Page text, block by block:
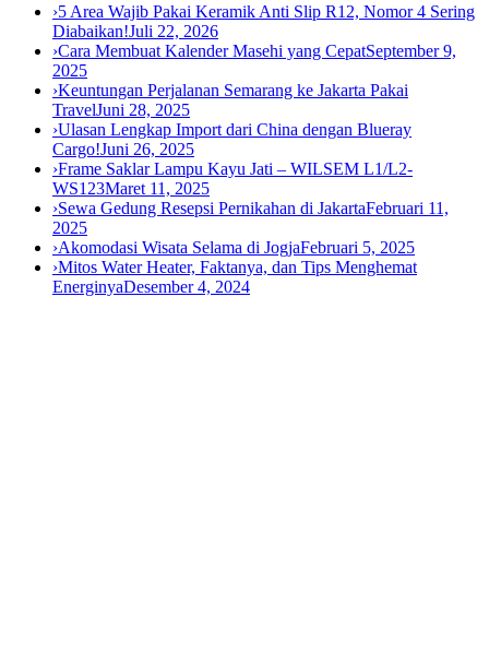
›5 Area Wajib Pakai Keramik Anti Slip R12, Nomor 4 Sering
Diabaikan!Juli 22, 2026
›Cara Membuat Kalender Masehi yang CepatSeptember 9,
2025
›Keuntungan Perjalanan Semarang ke Jakarta Pakai
TravelJuni 28, 2025
›Ulasan Lengkap Import dari China dengan Blueray
Cargo!Juni 26, 2025
›Frame Saklar Lampu Kayu Jati – WILSEM L1/L2-
WS123Maret 11, 2025
›Sewa Gedung Resepsi Pernikahan di JakartaFebruari 11,
2025
›Akomodasi Wisata Selama di JogjaFebruari 5, 2025
›Mitos Water Heater, Faktanya, dan Tips Menghemat
EnerginyaDesember 4, 2024